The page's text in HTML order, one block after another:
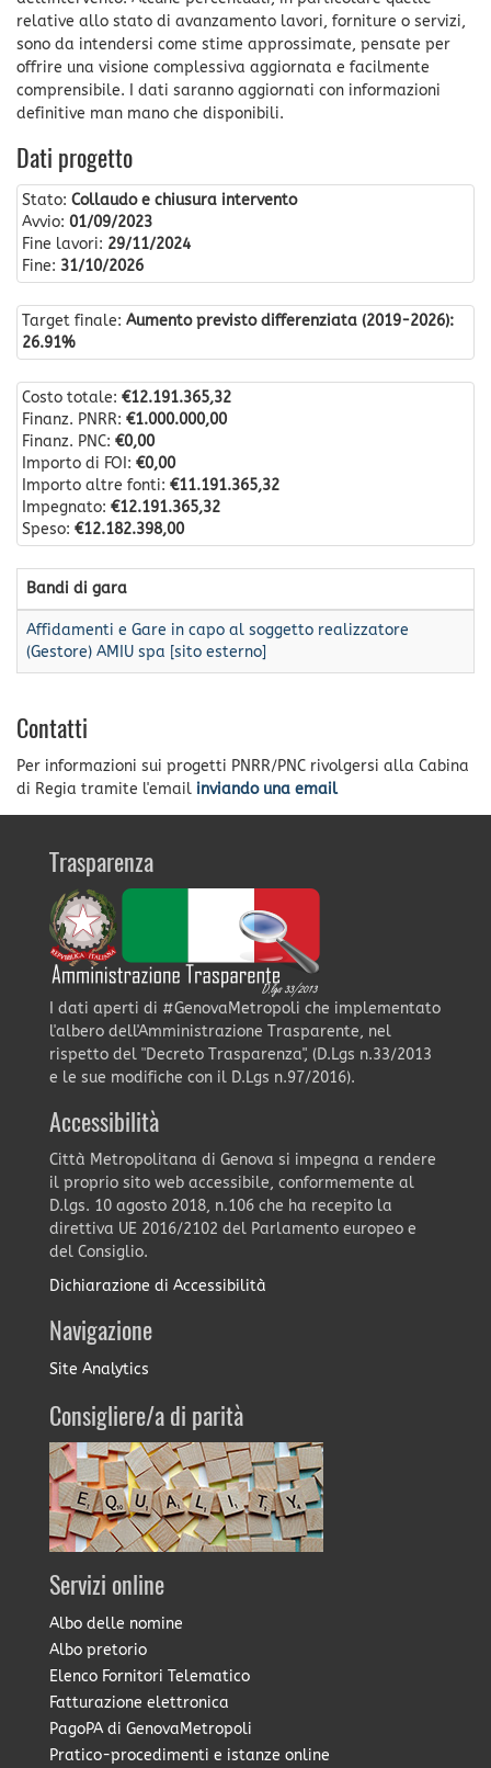
relative allo stato di avanzamento lavori, forniture o servizi,
sono da intendersi come stime approssimate, pensate per
offrire una visione complessiva aggiornata e facilmente
comprensibile. I dati saranno aggiornati con informazioni
definitive man mano che disponibili.
Dati progetto
Stato: Collaudo e chiusura intervento
Avvio: 01/09/2023
Fine lavori: 29/11/2024
Fine: 31/10/2026
Target finale: Aumento previsto differenziata (2019-2026):
26.91%
Costo totale: €12.191.365,32
Finanz. PNRR: €1.000.000,00
Finanz. PNC: €0,00
Importo di FOI: €0,00
Importo altre fonti: €11.191.365,32
Impegnato: €12.191.365,32
Speso: €12.182.398,00
Bandi di gara
Affidamenti e Gare in capo al soggetto realizzatore
(Gestore) AMIU spa [sito esterno]
Contatti
Per informazioni sui progetti PNRR/PNC rivolgersi alla Cabina
di Regia tramite l'email inviando una email
Trasparenza
I dati aperti di #GenovaMetropoli che implementato
l'albero dell'Amministrazione Trasparente, nel
rispetto del "Decreto Trasparenza", (D.Lgs n.33/2013
e le sue modifiche con il D.Lgs n.97/2016).
Accessibilità
Città Metropolitana di Genova si impegna a rendere
il proprio sito web accessibile, conformemente al
D.lgs. 10 agosto 2018, n.106 che ha recepito la
direttiva UE 2016/2102 del Parlamento europeo e
del Consiglio.
Dichiarazione di Accessibilità
Navigazione
Site Analytics
Consigliere/a di parità
Servizi online
Albo delle nomine
Albo pretorio
Elenco Fornitori Telematico
Fatturazione elettronica
PagoPA di GenovaMetropoli
Pratico-procedimenti e istanze online